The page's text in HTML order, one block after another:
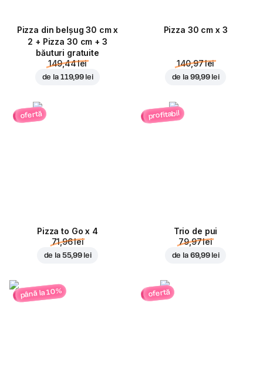
Pizza din belșug 30 cm x
2 + Pizza 30 cm + 3
băuturi gratuite
149,44 lei
de la 119,99 lei
Pizza 30 cm x 3
140,97 lei
de la 99,99 lei
ofertă
Pizza to Go x 4
71,96 lei
de la 55,99 lei
profitabil
Trio de pui
79,97 lei
de la 69,99 lei
până la 10% ofertă